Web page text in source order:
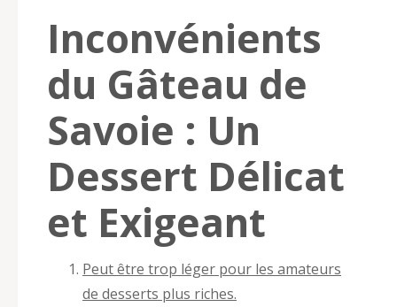
Inconvénients
du Gâteau de
Savoie : Un
Dessert Délicat
et Exigeant
Peut être trop léger pour les amateurs
de desserts plus riches.